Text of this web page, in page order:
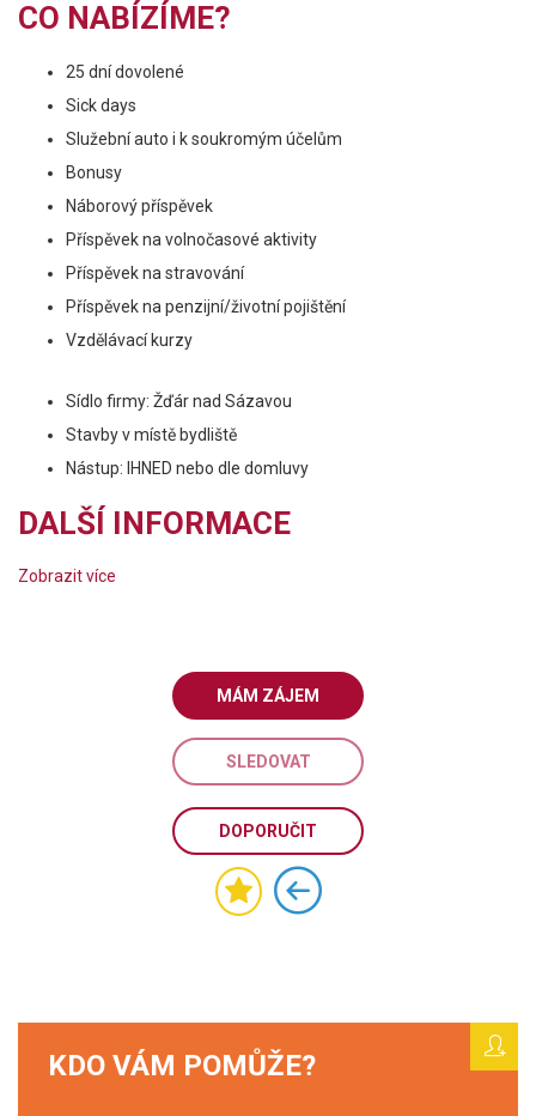
CO NABÍZÍME?
25 dní dovolené
Sick days
Služební auto i k soukromým účelům
Bonusy
Náborový příspěvek
Příspěvek na volnočasové aktivity
Příspěvek na stravování
Příspěvek na penzijní/životní pojištění
Vzdělávací kurzy
Sídlo firmy: Žďár nad Sázavou
Stavby v místě bydliště
Nástup: IHNED nebo dle domluvy
DALŠÍ INFORMACE
Zobrazit více
MÁM ZÁJEM
SLEDOVAT
DOPORUČIT
KDO VÁM POMŮŽE?